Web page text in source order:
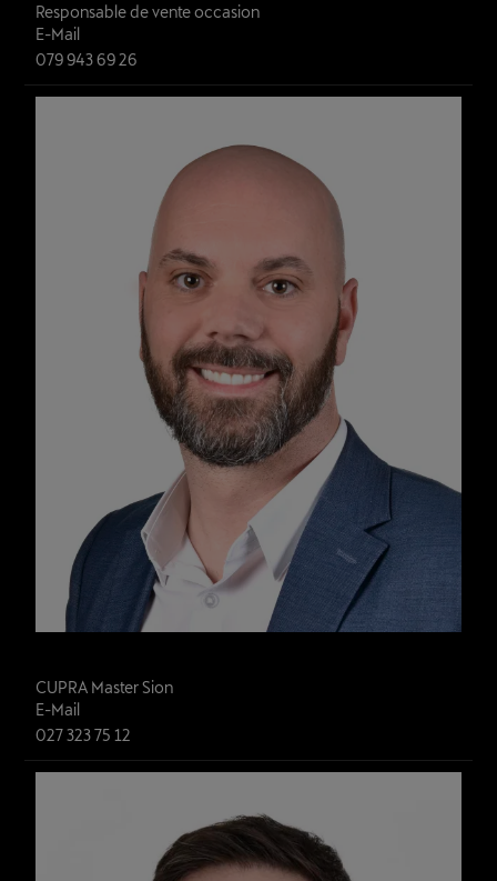
Responsable de vente occasion
E-Mail
079 943 69 26
CUPRA Master Sion
E-Mail
027 323 75 12